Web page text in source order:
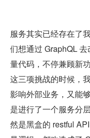
服务其实已经存在了
们想通过 GraphQL
量代码，不停兼顾新
这三项挑战的时候，
影响外部业务，又能
是进行了一个服务分
然是黑盒的 restful